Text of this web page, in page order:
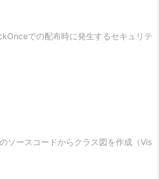
での配布時に発生するセキュリテ
ソースコードからクラス図を作成（Vis